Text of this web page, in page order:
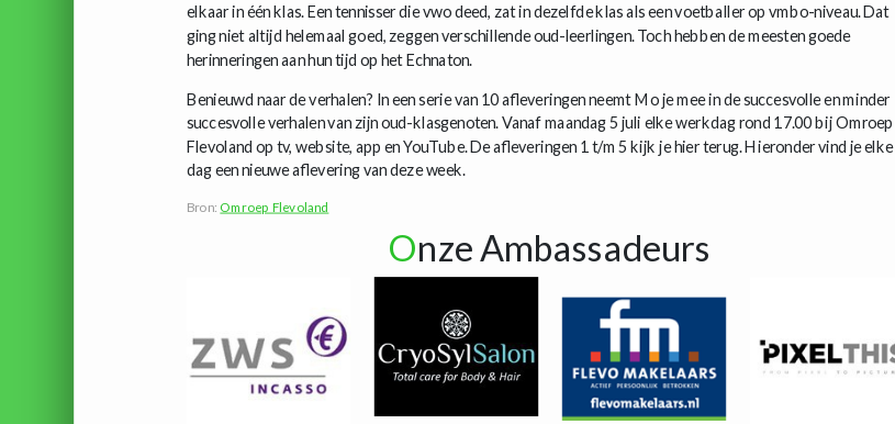
elkaar in één klas. Een tennisser die vwo deed, zat in dezelfde klas als een voetballer op vmbo-niveau. Dat
ging niet altijd helemaal goed, zeggen verschillende oud-leerlingen. Toch hebben de meesten goede
herinneringen aan hun tijd op het Echnaton.
Benieuwd naar de verhalen? In een serie van 10 afleveringen neemt Mo je mee in de succesvolle en minder
succesvolle verhalen van zijn oud-klasgenoten. Vanaf maandag 5 juli elke werkdag rond 17.00 bij Omroep
Flevoland op tv, website, app en YouTube. De afleveringen 1 t/m 5 kijk je hier terug. Hieronder vind je elke
dag een nieuwe aflevering van deze week.
Bron: Omroep Flevoland
Onze Ambassadeurs